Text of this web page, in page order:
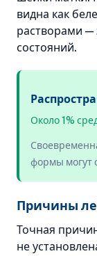
видна как
растворами —
состояний.
Около 1%
формы могут
Причины
Точная
не